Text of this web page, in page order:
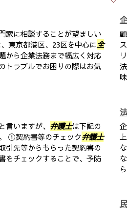
家に相談することが望ましい
東京都港区、23区を中心に全
から企業法務まで幅広く対応
トラブルでお困りの際はお気
いますが、 弁護士は下記の
①契約書等のチェック弁護士
引先等からもらった契約書の
をチェックすることで、予防